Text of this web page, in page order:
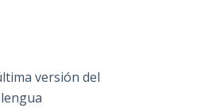
versión del